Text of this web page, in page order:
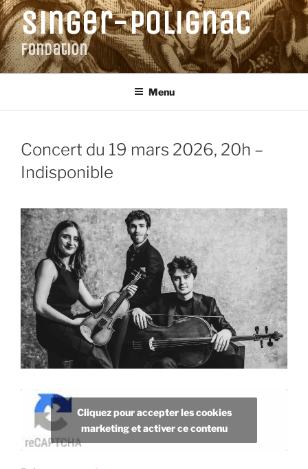
Aller
au
contenu
principal
Singer-Polignac
Fondation
Menu
Concert du 19 mars 2026, 20h –
Indisponible
Cliquez pour accepter les cookies
marketing et activer ce contenu